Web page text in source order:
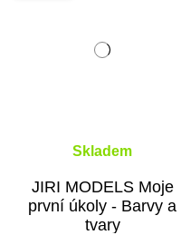
Skladem
JIRI MODELS Moje
první úkoly - Barvy a
tvary